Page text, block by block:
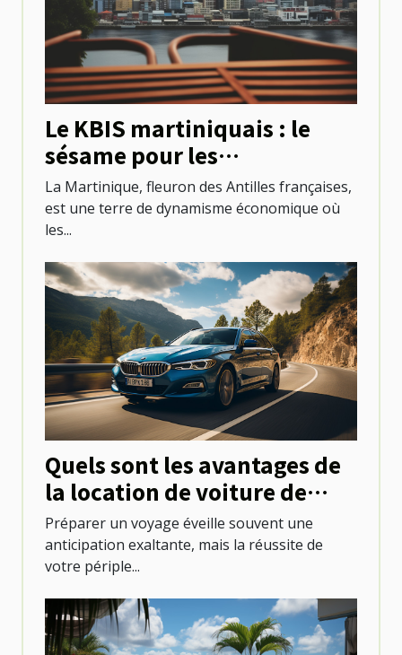
Le KBIS martiniquais : le
sésame pour les
professionnels locaux
La Martinique, fleuron des Antilles françaises,
est une terre de dynamisme économique où
les...
Quels sont les avantages de
la location de voiture de
tourisme pour explorer une
destination ?
Préparer un voyage éveille souvent une
anticipation exaltante, mais la réussite de
votre périple...